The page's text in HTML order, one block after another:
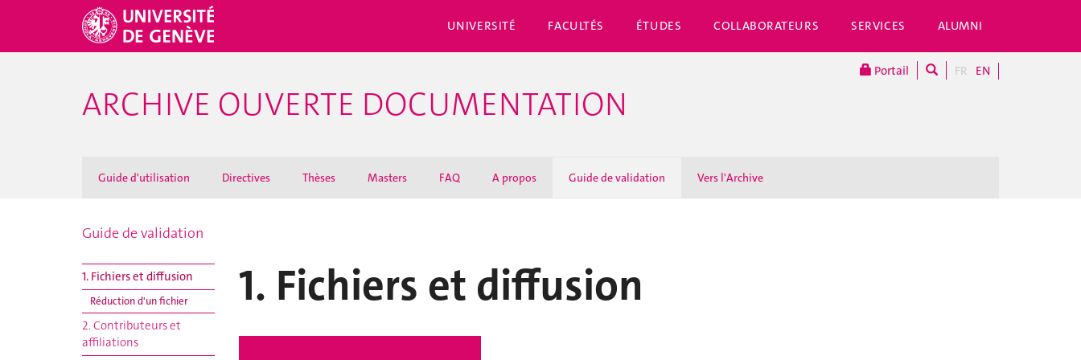
UNIVERSITÉ FACULTÉS ÉTUDES COLLABORATEURS SERVICES ALUMNI
Portail FR EN
ARCHIVE OUVERTE DOCUMENTATION
Guide d'utilisation Directives Thèses Masters FAQ A propos Guide de validation Vers l'Archive
Guide de validation
1. Fichiers et diffusion
Réduction d'un fichier
2. Contributeurs et
affiliations
1. Fichiers et diffusion